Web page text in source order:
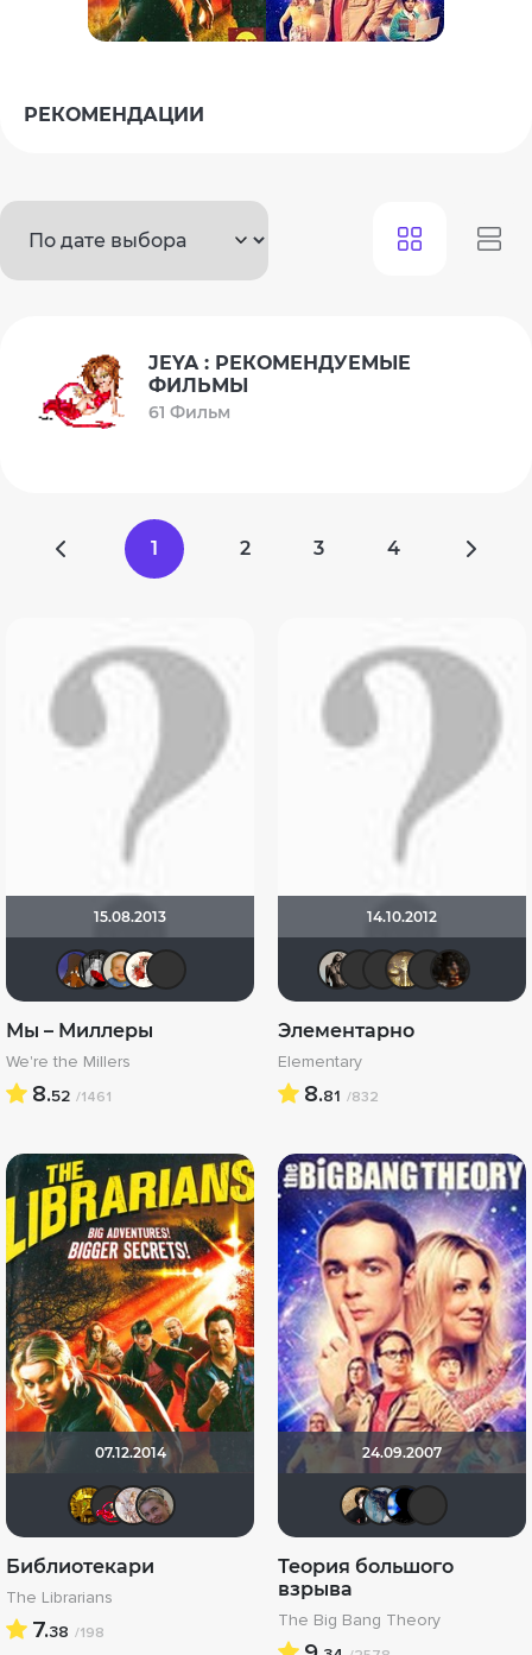
РЕКОМЕНДАЦИИ
JEYA : РЕКОМЕНДУЕМЫЕ
ФИЛЬМЫ
61 Фильм
1 2 3 4
15.08.2013
MakSon89Виктория555
Schurikstein
Мы – Миллеры
We're the Millers
8.52 /1461
14.10.2012
MagilaSamain
Элементарно
Elementary
8.81 /832
07.12.2014
Viktorija Danilevskaja
Библиотекари
The Librarians
7.38 /198
24.09.2007
Теория большого
взрыва
The Big Bang Theory